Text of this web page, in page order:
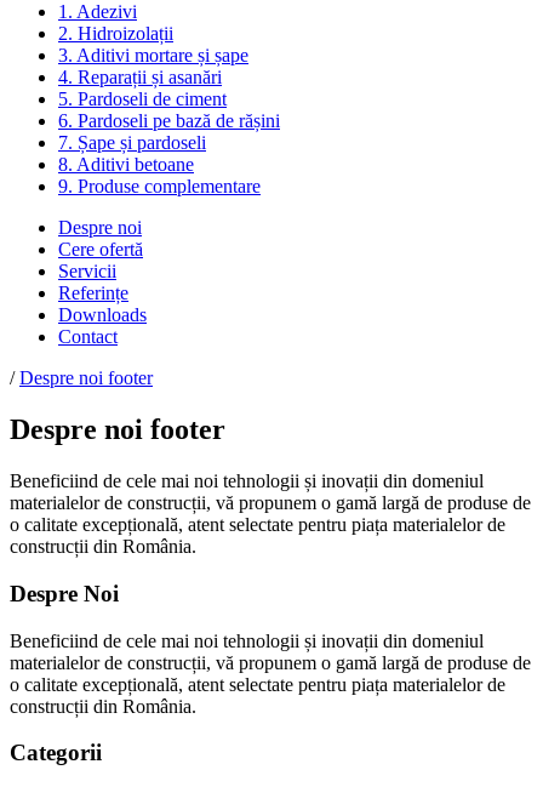
1. Adezivi
2. Hidroizolații
3. Aditivi mortare și șape
4. Reparații și asanări
5. Pardoseli de ciment
6. Pardoseli pe bază de rășini
7. Șape și pardoseli
8. Aditivi betoane
9. Produse complementare
Despre noi
Cere ofertă
Servicii
Referințe
Downloads
Contact
/Despre noi footer
Despre noi footer
Beneficiind de cele mai noi tehnologii și inovații din domeniul
materialelor de construcții, vă propunem o gamă largă de produse de
o calitate excepțională, atent selectate pentru piața materialelor de
construcții din România.
Despre Noi
Beneficiind de cele mai noi tehnologii și inovații din domeniul
materialelor de construcții, vă propunem o gamă largă de produse de
o calitate excepțională, atent selectate pentru piața materialelor de
construcții din România.
Categorii